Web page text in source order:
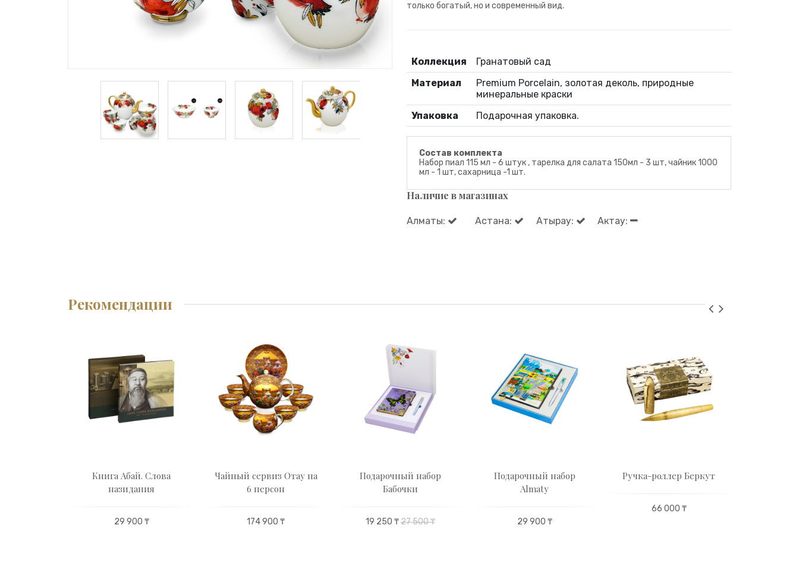
только богатый, но и современный вид.
Коллекция
Гранатовый сад
Материал
Premium Porcelain, золотая деколь, природные
минеральные краски
Упаковка
Подарочная упаковка.
Состав комплекта
Набор пиал 115 мл - 6 штук , тарелка для салата 150мл - 3 шт, чайник 1000
мл - 1 шт, сахарница -1 шт.
Наличие в магазинах
Алматы: Астана: Атырау: Актау:
Рекомендации
Книга Абай. Слова
назидания
29 900 ₸
Чайный сервиз Отау на
6 персон
174 900 ₸
Подарочный набор
Бабочки
19 250 ₸27 500 ₸
Подарочный набор
Almaty
29 900 ₸
Ручка-роллер Беркут
66 000 ₸